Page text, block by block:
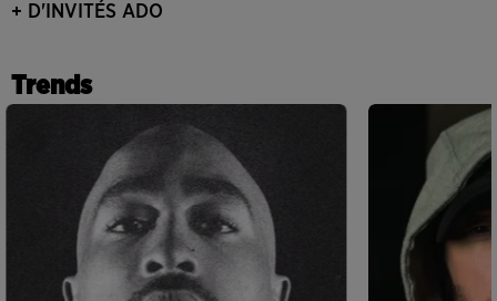
+ D'INVITÉS ADO
Trends